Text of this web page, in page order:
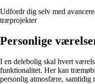
Udfordr dig selv med
træprojekter
Personlige
I en delebolig skal hvert
funktionalitet. Her kan
personlig atmosfære, samtidig